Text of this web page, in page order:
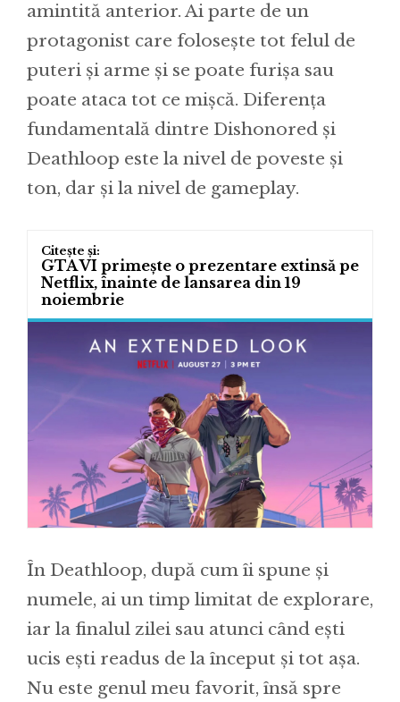
amintită anterior. Ai parte de un
protagonist care folosește tot felul de
puteri și arme și se poate furișa sau
poate ataca tot ce mișcă. Diferența
fundamentală dintre Dishonored și
Deathloop este la nivel de poveste și
ton, dar și la nivel de gameplay.
GTA VI primește o prezentare extinsă pe
Netflix, înainte de lansarea din 19
noiembrie
În Deathloop, după cum îi spune și
numele, ai un timp limitat de explorare,
iar la finalul zilei sau atunci când ești
ucis ești readus de la început și tot așa.
Nu este genul meu favorit, însă spre